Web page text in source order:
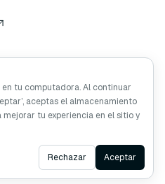
Ask AI
tu computadora. Al continuar
aceptas el almacenamiento
tu experiencia en el sitio y
Rechazar Aceptar